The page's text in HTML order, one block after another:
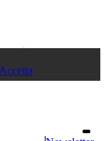
oppure registrati
Accetta